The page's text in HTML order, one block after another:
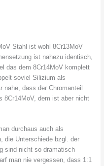
Stahl ist wohl 8Cr13MoV
ist nahezu identisch,
das dem 8Cr14MoV komplett
soviel Silizium als
nahe, dass der Chromanteil
8Cr14MoV, dem ist aber nicht
durchaus auch als
die Unterschiede bzgl. der
sind nicht so dramatisch
man nie vergessen, dass 1:1